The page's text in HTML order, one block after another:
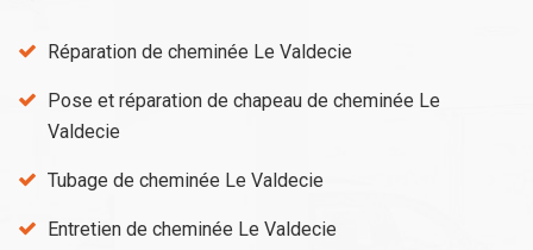
Réparation de cheminée Le Valdecie
Pose et réparation de chapeau de cheminée Le
Valdecie
Tubage de cheminée Le Valdecie
Entretien de cheminée Le Valdecie